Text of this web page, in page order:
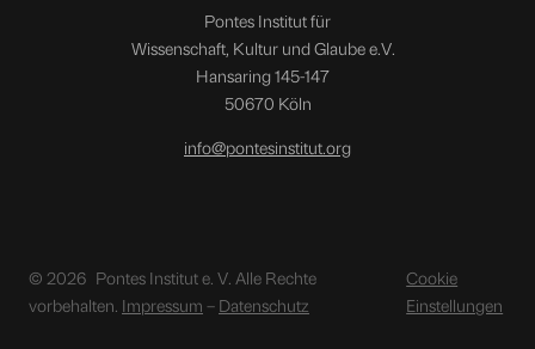
Pontes Institut für
Wissenschaft, Kultur und Glaube e.V.
Hansaring 145-147
50670 Köln
info@pontesinstitut.org
© 2026
Pontes Institut e. V. Alle Rechte
vorbehalten. Impressum – Datenschutz
Cookie
Einstellungen